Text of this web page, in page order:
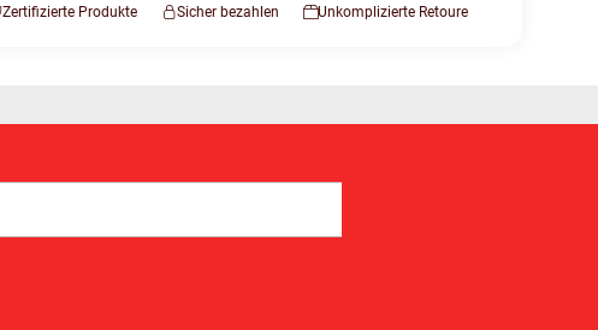
Zertifizierte Produkte Sicher bezahlen Unkomplizierte Retoure